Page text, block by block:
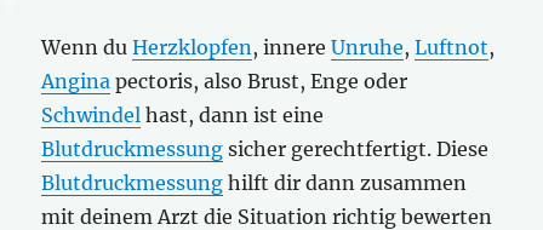
Wenn duHerzklopfen , innereUnruhe,Luftnot,
Angina pectoris, also Brust, Enge oder
Schwindel hast, dann ist eine
Blutdruckmessung sicher gerechtfertigt. Diese
Blutdruckmessung hilft dir dann zusammen
mit deinem Arzt die Situation richtig bewerten